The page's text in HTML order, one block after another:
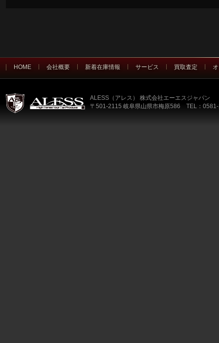
HOME 会社概要 新着在庫情報 サービス 買取査定
ALESS（アレス） 株式会社エーエスジャパン
〒501-2115 岐阜県山県市梅原586 TEL：